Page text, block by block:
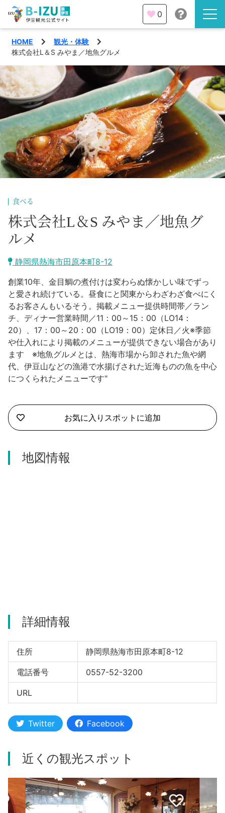
伊豆半島を知る
伊豆のみどころ
みる
あそぶ
あじわう
観光・体験
イベント
エリア
熱海市
沼津市
三島市
南伊豆町
函南町
西伊豆町
伊東市
伊豆の国市
伊豆市
旅の計画
モデルコース
宿泊・予約
旅程作成
AIルートプランナー
アクセス
合同会社説明会
伊豆ワーケーション
0
HOME
観光・体験
株式会社L＆S みやま／地魚グルメ
食べる
株式会社L＆S みやま／地魚グ
ルメ
静岡県熱海市田原本町8-12
創業10年、金目鯛の煮付けは変わらぬ懐かしい味でずっ
と愛され続けている。昼食にと関東からわざわざ食べにく
るお客さんもいるそう。掲載メニュー提供時間帯／ラン
チ、ディナー営業時間／11：00～15：00（LO14：
20）、17：00～20：00（LO19：00）定休日／火※季節
や仕入れにより掲載のメニューが提供できない場合があり
ます ※地魚グルメとは、熱海市場から卸された魚や網
代、伊豆山などの漁港で水揚げされた近海ものの魚を中心
につくられたメニューです"
お気に入りスポットに追加
地図情報
詳細情報
住所 静岡県熱海市田原本町8-12
電話番号 0557-52-3200
URL
Twitter Facebook
近くの観光スポット